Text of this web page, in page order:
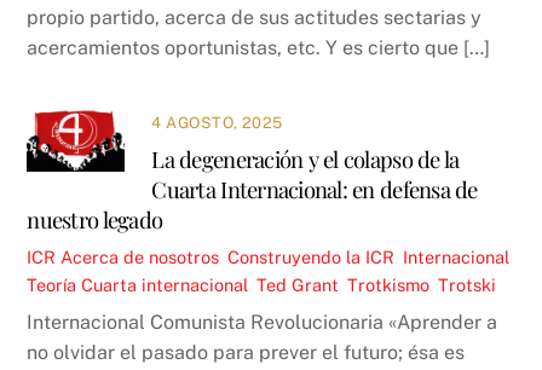
propio partido, acerca de sus actitudes sectarias y
acercamientos oportunistas, etc. Y es cierto que […]
4 AGOSTO, 2025
La degeneración y el colapso de la
Cuarta Internacional: en defensa de
nuestro legado
ICR Acerca de nosotros ,Construyendo la ICR Internacional
Teoría Cuarta internacional ,Ted Grant ,Trotkismo ,Trotski
Internacional Comunista Revolucionaria «Aprender a
no olvidar el pasado para prever el futuro; ésa es